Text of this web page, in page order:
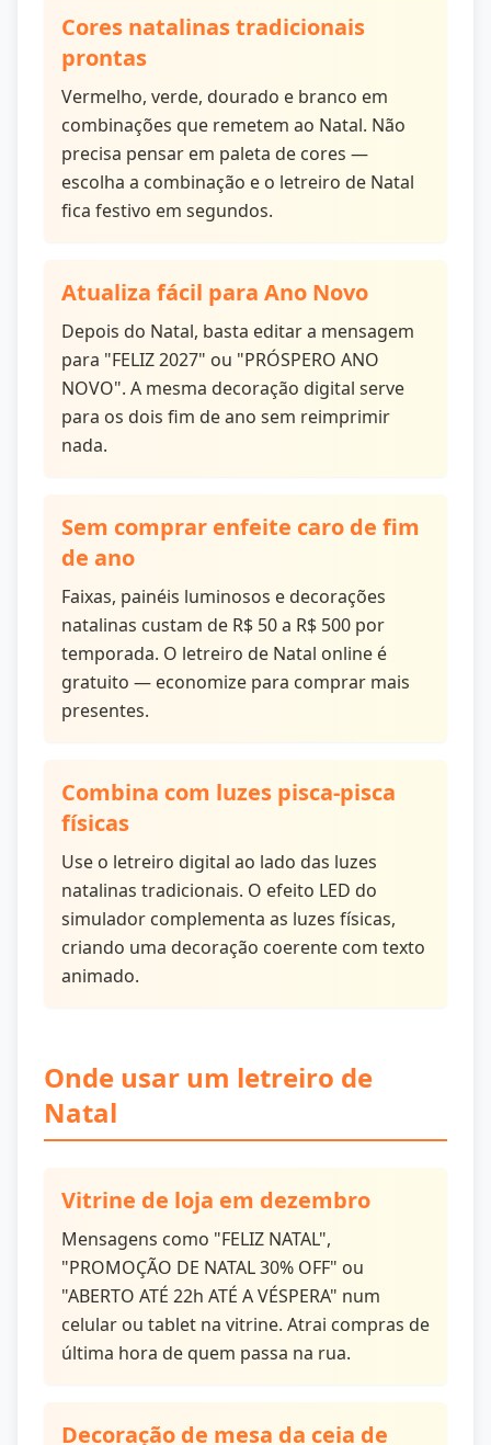
Cores natalinas tradicionais
prontas
Vermelho, verde, dourado e branco em
combinações que remetem ao Natal. Não
precisa pensar em paleta de cores —
escolha a combinação e o letreiro de Natal
fica festivo em segundos.
Atualiza fácil para Ano Novo
Depois do Natal, basta editar a mensagem
para "FELIZ 2027" ou "PRÓSPERO ANO
NOVO". A mesma decoração digital serve
para os dois fim de ano sem reimprimir
nada.
Sem comprar enfeite caro de fim
de ano
Faixas, painéis luminosos e decorações
natalinas custam de R$ 50 a R$ 500 por
temporada. O letreiro de Natal online é
gratuito — economize para comprar mais
presentes.
Combina com luzes pisca-pisca
físicas
Use o letreiro digital ao lado das luzes
natalinas tradicionais. O efeito LED do
simulador complementa as luzes físicas,
criando uma decoração coerente com texto
animado.
Onde usar um letreiro de
Natal
Vitrine de loja em dezembro
Mensagens como "FELIZ NATAL",
"PROMOÇÃO DE NATAL 30% OFF" ou
"ABERTO ATÉ 22h ATÉ A VÉSPERA" num
celular ou tablet na vitrine. Atrai compras de
última hora de quem passa na rua.
Decoração de mesa da ceia de